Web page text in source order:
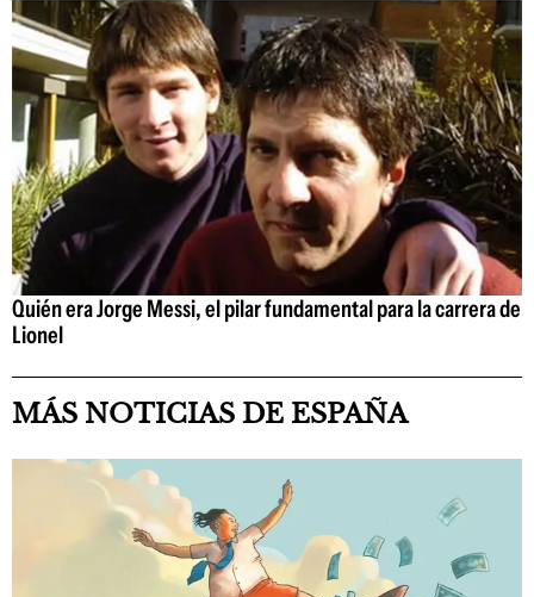
Quién era Jorge Messi, el pilar fundamental para la carrera de
Lionel
MÁS NOTICIAS DE ESPAÑA